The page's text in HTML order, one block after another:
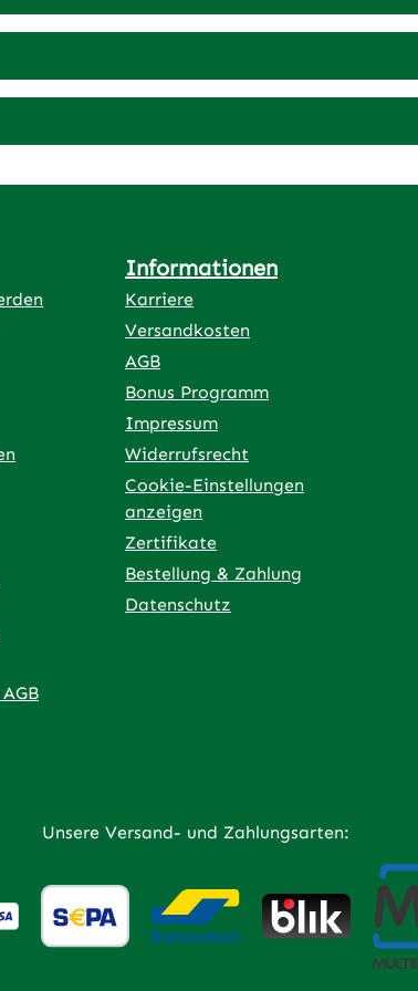
Emulgator,
Link)
(externer Link)
Tab (externer Link)
Tab (externer Link)
in neuem Tab (externer Link)
Informationen
Karriere
Versandkosten
AGB
Bonus Programm
Impressum
Widerrufsrecht
Cookie-Einstellungen
anzeigen
Zertifikate
Bestellung & Zahlung
Datenschutz
Unsere Versand- und Zahlungsarten: